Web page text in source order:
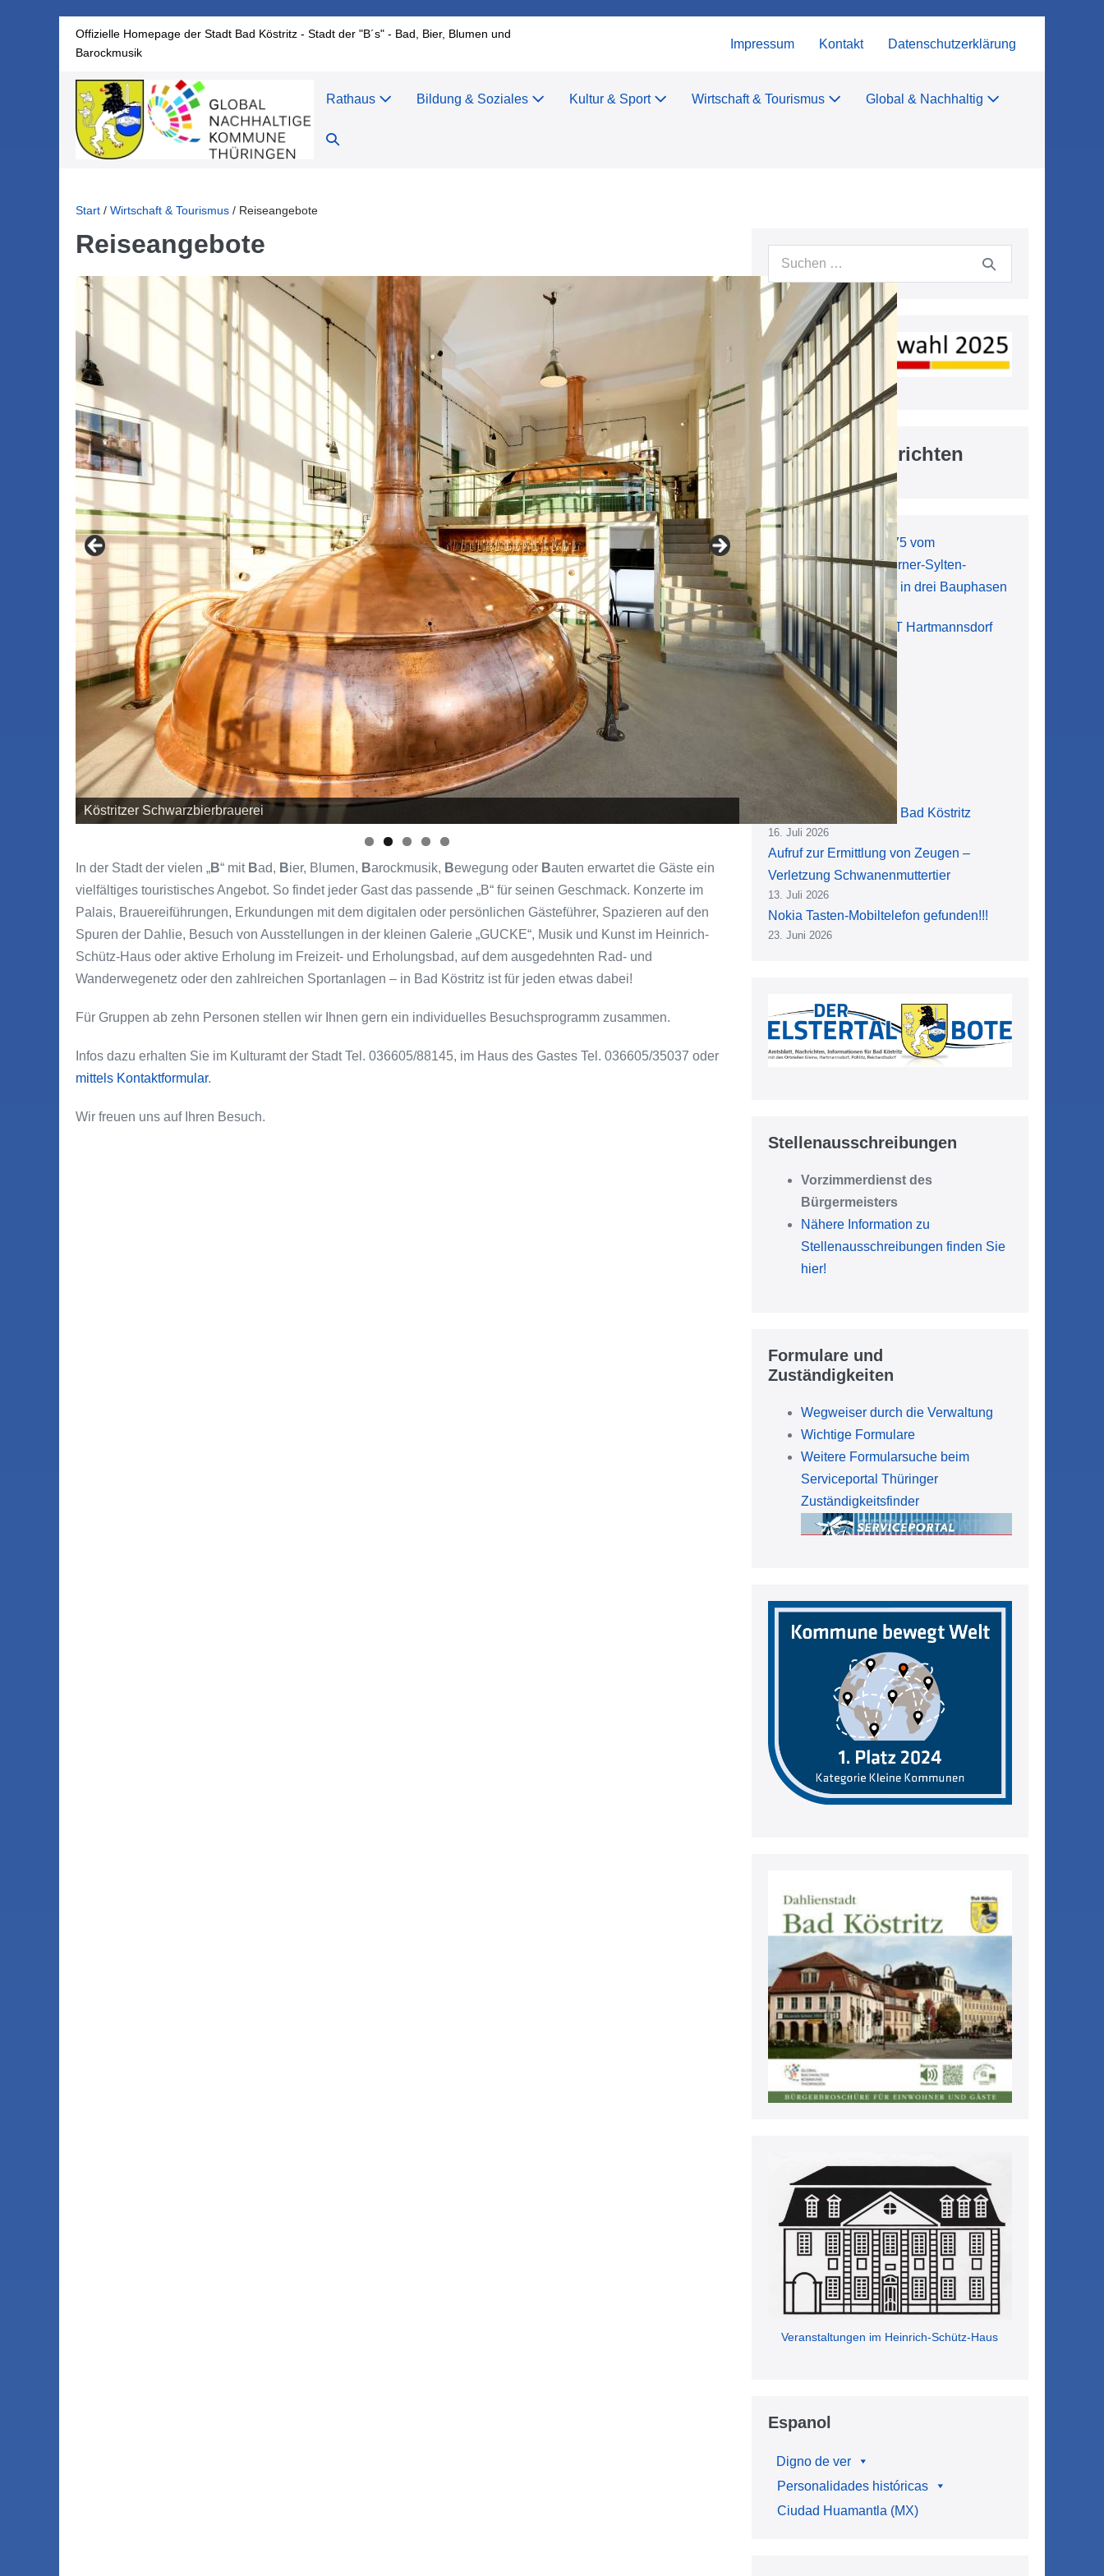
Offizielle Homepage der Stadt Bad Köstritz - Stadt der "B´s" - Bad, Bier, Blumen und
Barockmusik
Impressum Kontakt Datenschutzerklärung
Rathaus Bildung & Soziales Kultur & Sport Wirtschaft & Tourismus Global & Nachhaltig
Suche-
Start / Wirtschaft & Tourismus / Reiseangebote
Reiseangebote
Köstritzer Schwarzbierbrauerei
Kirche St. Leonhard
In der Stadt der vielen „B“ mit Bad, Bier, Blumen, Barockmusik, Bewegung oder Bauten erwartet die Gäste ein
vielfältiges touristisches Angebot. So findet jeder Gast das passende „B“ für seinen Geschmack. Konzerte im
Palais, Brauereiführungen, Erkundungen mit dem digitalen oder persönlichen Gästeführer, Spazieren auf den
Spuren der Dahlie, Besuch von Ausstellungen in der kleinen Galerie „GUCKE“, Musik und Kunst im Heinrich-
Schütz-Haus oder aktive Erholung im Freizeit- und Erholungsbad, auf dem ausgedehnten Rad- und
Wanderwegenetz oder den zahlreichen Sportanlagen – in Bad Köstritz ist für jeden etwas dabei!
Für Gruppen ab zehn Personen stellen wir Ihnen gern ein individuelles Besuchsprogramm zusammen.
Infos dazu erhalten Sie im Kulturamt der Stadt Tel. 036605/88145, im Haus des Gastes Tel. 036605/35037 oder
mittels Kontaktformular.
Wir freuen uns auf Ihren Besuch.
Suchen
Aktuelle Nachrichten
Vollsperrung der L 1075 vom
Kreuzungsbereich Werner-Sylten-
Straße/Bahnhofstraße in drei Bauphasen
7. August 2026
Mobilfunktelefon im OT Hartmannsdorf
gefunden
7. August 2026
Das 48. Dahlienfest in Bad Köstritz
16. Juli 2026
Aufruf zur Ermittlung von Zeugen –
Verletzung Schwanenmuttertier
13. Juli 2026
Nokia Tasten-Mobiltelefon gefunden!!!
23. Juni 2026
Stellenausschreibungen
Vorzimmerdienst des
Bürgermeisters
Nähere Information zu
Stellenausschreibungen finden Sie
hier!
Formulare und
Zuständigkeiten
Wegweiser durch die Verwaltung
Wichtige Formulare
Weitere Formularsuche beim
Serviceportal Thüringer
Zuständigkeitsfinder
Veranstaltungen im Heinrich-Schütz-Haus
Espanol
Digno de ver
Personalidades históricas
Ciudad Huamantla (MX)